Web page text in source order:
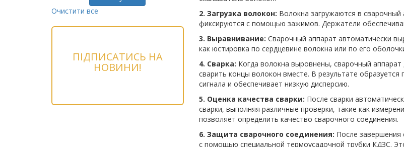
Очистити все
ПІДПИСАТИСЬ НА
НОВИНИ!
2. Загрузка волокон: Волокна загружаются в
фиксируются с помощью зажимов. Держатели
3. Выравнивание: Сварочный аппарат автоматически
как юстировка по сердцевине волокна или по его
4. Сварка: Когда волокна выровнены, сварочный
сварить концы волокон вместе. В результате
сигнала и обеспечивает низкую дисперсию.
5. Оценка качества сварки: После сварки
сварки, выполняя различные проверки, такие как
позволяет определить качество сварочного соединения.
6. Защита сварочного соединения: После
с помощью специальной термоусадочной трубки КДЗС.